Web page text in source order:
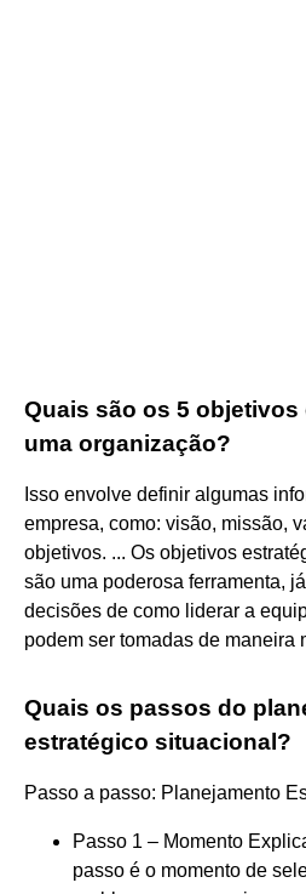
Quais são os 5
uma organização?
Isso envolve definir algumas
empresa, como: visão, missão,
objetivos. ... Os objetivos
são uma poderosa ferramenta,
decisões de como liderar a
podem ser tomadas de maneira
Quais os passos do
estratégico situacional?
Passo a passo: Planejamento
Passo 1 – Momento
passo é o momento de